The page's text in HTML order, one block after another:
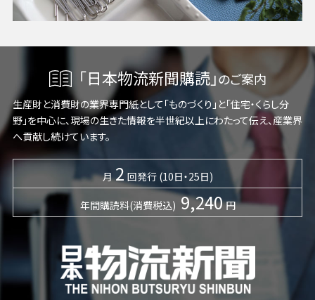
「日本物流新聞購読」のご案内
生産財と消費財の業界専門紙として「ものづくり」と「住宅・くらし分
野」を中心に、現場の生きた情報を半世紀以上にわたって伝え、産業界
へ貢献し続けています。
月 2 回発行 (10日・25日)
年間購読料(消費税込) 9,240 円